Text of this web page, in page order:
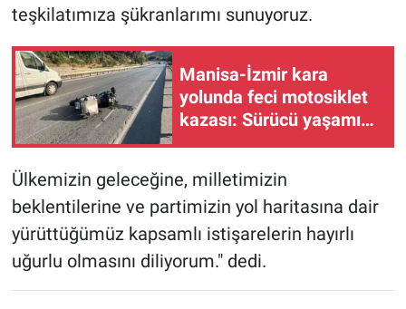
teşkilatımıza şükranlarımı sunuyoruz.
Manisa-İzmir kara
yolunda feci motosiklet
kazası: Sürücü yaşamını
yitirdi!
Ülkemizin geleceğine, milletimizin
beklentilerine ve partimizin yol haritasına dair
yürüttüğümüz kapsamlı istişarelerin hayırlı
uğurlu olmasını diliyorum." dedi.